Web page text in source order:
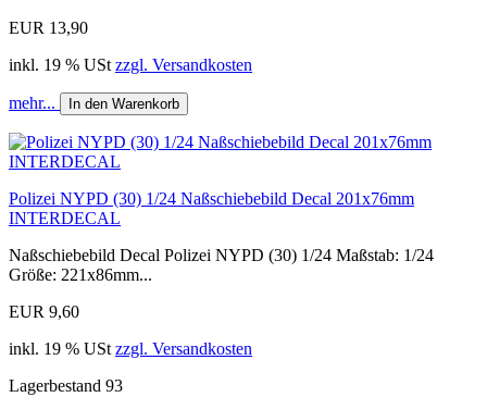
EUR 13,90
inkl. 19 % USt zzgl. Versandkosten
mehr... In den Warenkorb
Polizei NYPD (30) 1/24 Naßschiebebild Decal 201x76mm
INTERDECAL
Naßschiebebild Decal Polizei NYPD (30) 1/24 Maßstab: 1/24
Größe: 221x86mm...
EUR 9,60
inkl. 19 % USt zzgl. Versandkosten
Lagerbestand 93